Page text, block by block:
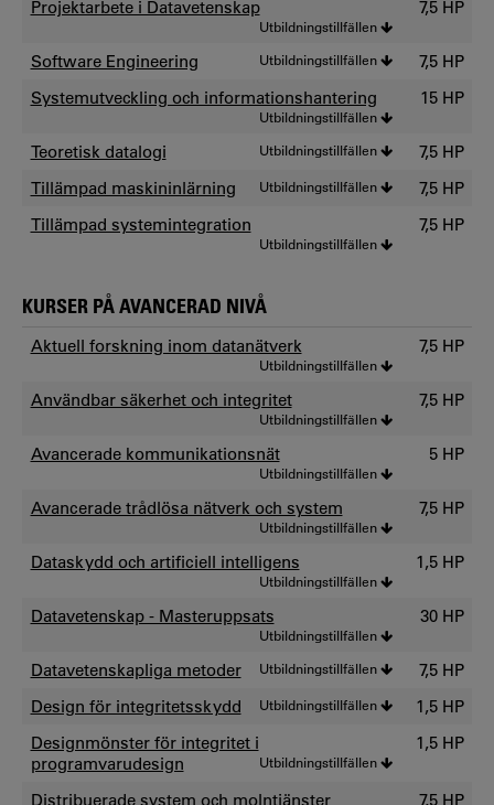
Projektarbete i Datavetenskap
Utbildningstillfällen
7,5 HP
Software Engineering Utbildningstillfällen
7,5 HP
Systemutveckling och informationshantering
Utbildningstillfällen
15 HP
Teoretisk datalogi Utbildningstillfällen
7,5 HP
Tillämpad maskininlärning
Utbildningstillfällen
7,5 HP
Tillämpad systemintegration
Utbildningstillfällen
7,5 HP
KURSER PÅ AVANCERAD NIVÅ
Aktuell forskning inom datanätverk
Utbildningstillfällen
7,5 HP
Användbar säkerhet och integritet
Utbildningstillfällen
7,5 HP
Avancerade kommunikationsnät
Utbildningstillfällen
5 HP
Avancerade trådlösa nätverk och system
Utbildningstillfällen
7,5 HP
Dataskydd och artificiell intelligens
Utbildningstillfällen
1,5 HP
Datavetenskap - Masteruppsats
Utbildningstillfällen
30 HP
Datavetenskapliga metoder Utbildningstillfällen
7,5 HP
Design för integritetsskydd
Utbildningstillfällen
1,5 HP
Designmönster för integritet i
programvarudesign
Utbildningstillfällen
1,5 HP
Distribuerade system och molntjänster 7,5 HP